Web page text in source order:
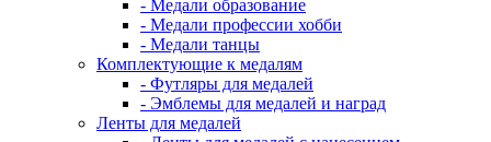
- Медали образование
- Медали профессии хобби
- Медали танцы
Комплектующие к медалям
- Футляры для медалей
- Эмблемы для медалей и наград
Ленты для медалей